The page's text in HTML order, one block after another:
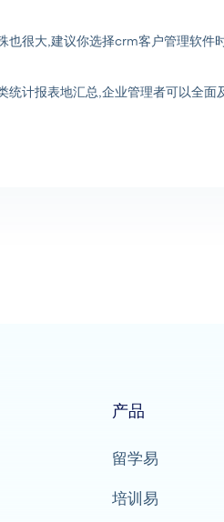
很大,建议你选择crm客户管理软件
计报表地汇总,企业管理者可以全
产品
留学易
培训易